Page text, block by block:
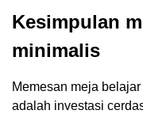
Kesimpulan
minimalis
Memesan meja
adalah investasi